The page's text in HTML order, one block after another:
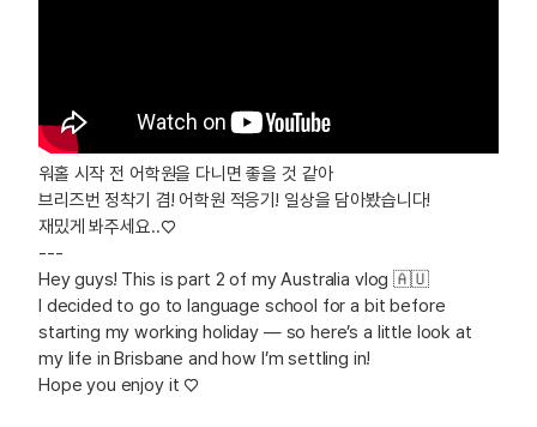
워홀 시작 전 어학원을 다니면 좋을 것 같아
브리즈번 정착기 겸! 어학원 적응기! 일상을 담아봤습니다!
재밌게 봐주세요..♡
---
Hey guys! This is part 2 of my Australia vlog 🇦🇺
I decided to go to language school for a bit before
starting my working holiday — so here’s a little look at
my life in Brisbane and how I’m settling in!
Hope you enjoy it ♡